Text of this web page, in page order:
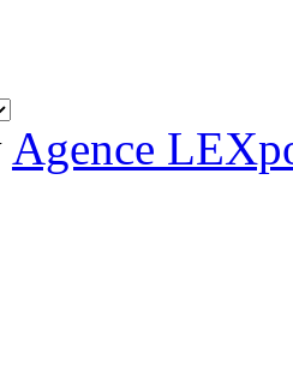
Agence